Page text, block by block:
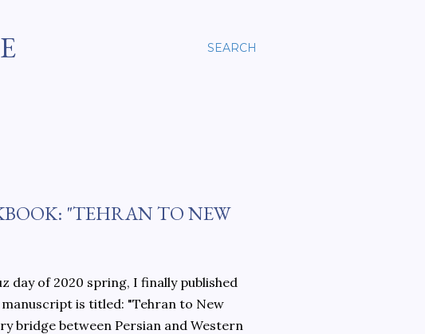
SEARCH
"TEHRAN TO NEW
day of 2020 spring, I finally published
manuscript is titled: "Tehran to New
bridge between Persian and Western